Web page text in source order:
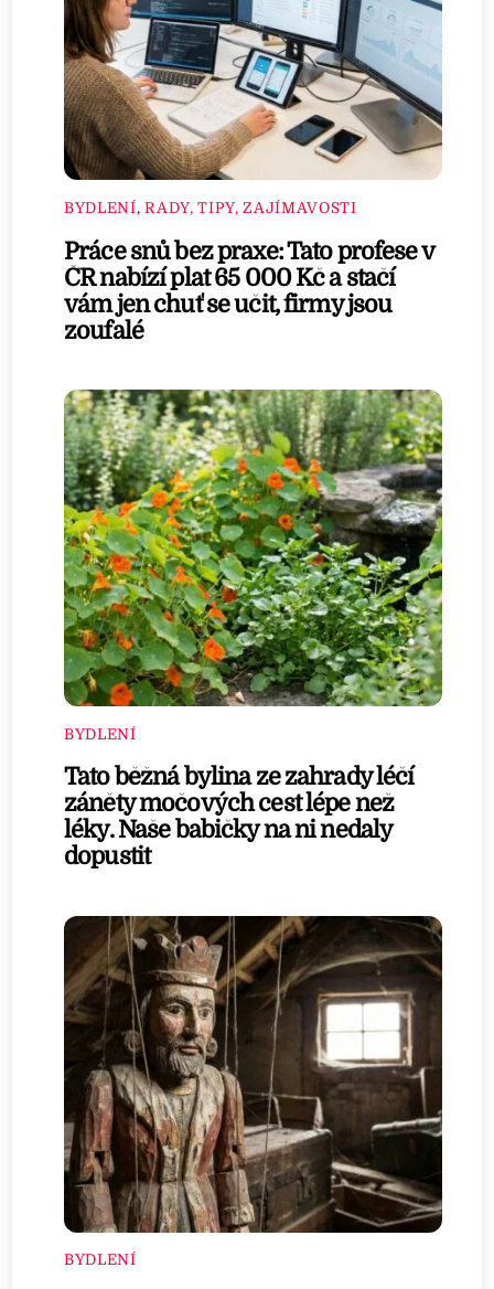
BYDLENÍ,RADY, TIPY, ZAJÍMAVOSTI
Práce snů bez praxe: Tato profese v
ČR nabízí plat 65 000 Kč a stačí
vám jen chuť se učit, firmy jsou
zoufalé
BYDLENÍ
Tato běžná bylina ze zahrady léčí
záněty močových cest lépe než
léky. Naše babičky na ni nedaly
dopustit
BYDLENÍ